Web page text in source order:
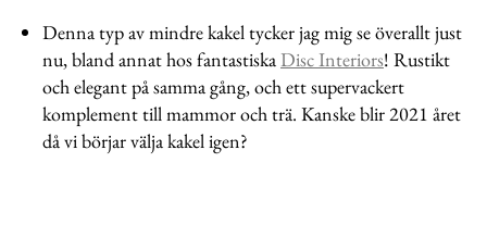
Denna typ av mindre kakel tycker jag mig se överallt just
nu, bland annat hos fantastiskaDisc Interiors! Rustikt
och elegant på samma gång, och ett supervackert
komplement till mammor och trä. Kanske blir 2021 året
då vi börjar välja kakel igen?